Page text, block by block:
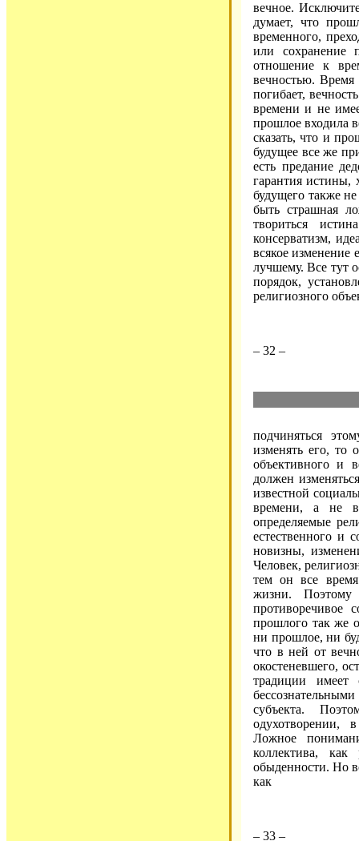
вечное.
думает, что
временного,
или сохранение
отношение к
вечностью. Время
погибает,
времени и не
прошлое входила
сказать, что и
будущее все же
есть предание
гарантия истины,
будущего также
быть страшная
твориться
консерватизм,
всякое изменение
лучшему. Все тут
порядок,
религиозного
– 32 –
подчиняться
изменять его, то
объективного и
должен
известной
времени, а не
определяемые
естественного и
новизны,
Человек,
тем он все время
жизни. Поэтому
противоречивое
прошлого так же
ни прошлое, ни
что в ней от
окостеневшего,
традиции имеет
субъекта.
одухотворении,
Ложное
коллектива, как
обыденности. Но
как
– 33 –